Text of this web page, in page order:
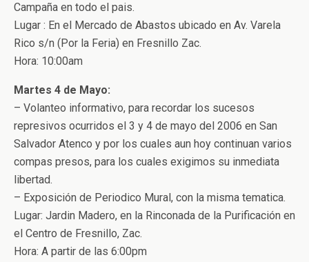
Campaña en todo el pais.
Lugar : En el Mercado de Abastos ubicado en Av. Varela
Rico s/n (Por la Feria) en Fresnillo Zac.
Hora: 10:00am
Martes 4 de Mayo:
– Volanteo informativo, para recordar los sucesos
represivos ocurridos el 3 y 4 de mayo del 2006 en San
Salvador Atenco y por los cuales aun hoy continuan varios
compas presos, para los cuales exigimos su inmediata
libertad.
– Exposición de Periodico Mural, con la misma tematica.
Lugar: Jardin Madero, en la Rinconada de la Purificación en
el Centro de Fresnillo, Zac.
Hora: A partir de las 6:00pm